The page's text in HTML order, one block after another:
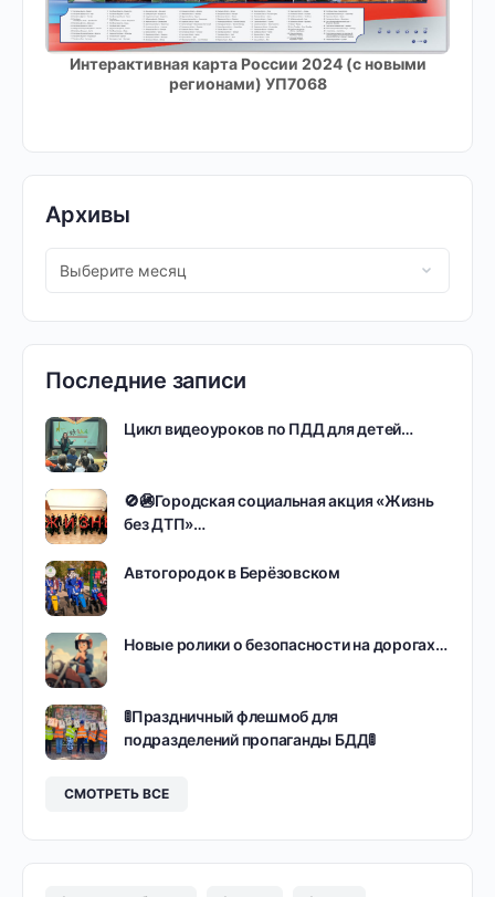
Интерактивная карта России 2024 (с новыми
регионами) УП7068
Архивы
Последние записи
Цикл видеоуроков по ПДД для детей…
🚫🚳Городская социальная акция «Жизнь
без ДТП»…
Автогородок в Берёзовском
Новые ролики о безопасности на дорогах…
🚦Праздничный флешмоб для
подразделений пропаганды БДД🚦
СМОТРЕТЬ ВСЕ